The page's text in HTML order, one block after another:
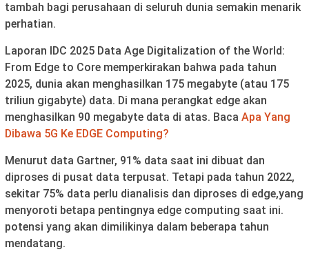
tambah bagi perusahaan di seluruh dunia semakin menarik
perhatian.
Laporan IDC 2025 Data Age Digitalization of the World:
From Edge to Core memperkirakan bahwa pada tahun
2025, dunia akan menghasilkan 175 megabyte (atau 175
triliun gigabyte) data. Di mana perangkat edge akan
menghasilkan 90 megabyte data di atas. Baca Apa Yang
Dibawa 5G Ke EDGE Computing?
Menurut data Gartner, 91% data saat ini dibuat dan
diproses di pusat data terpusat. Tetapi pada tahun 2022,
sekitar 75% data perlu dianalisis dan diproses di edge,yang
menyoroti betapa pentingnya edge computing saat ini.
potensi yang akan dimilikinya dalam beberapa tahun
mendatang.